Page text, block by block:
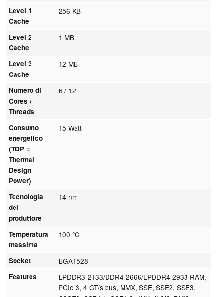
Level 1
Cache
256 KB
Level 2
Cache
1 MB
Level 3
Cache
12 MB
Numero di
Cores /
Threads
6 / 12
Consumo
energetico
(TDP =
Thermal
Design
Power)
15 Watt
Tecnologia
del
produttore
14 nm
Temperatura
massima
100 °C
Socket BGA1528
Features
LPDDR3-2133/DDR4-2666/LPDDR4-2933 RAM,
PCIe 3, 4 GT/s bus, MMX, SSE, SSE2, SSE3,